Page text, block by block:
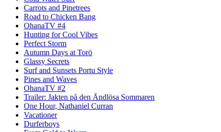
Carrots and Pinetrees
Road to Chicken Bang
OhanaTV #4
Hunting for Cool Vibes
Perfect Storm
Autumn Days at Torö
Glassy Secrets
Surf and Sunsets Portu Style
Pines and Waves
OhanaTV #2
Trailer: Jakten på den Ändlösa Sommaren
One Hour, Nathaniel Curran
Vacationer
Durferboys